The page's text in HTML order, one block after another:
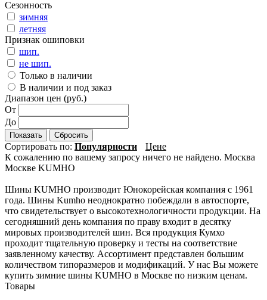
Сезонность
зимняя
летняя
Признак ошиповки
шип.
не шип.
Только в наличии
В наличии и под заказ
Диапазон цен (руб.)
От
До
Показать Сбросить
Сортировать по: Популярности
Цене
К сожалению по вашему запросу ничего не найдено. Москва
Москве KUMHO
Шины KUMHO производит Юнокорейская компания с 1961
года. Шины Kumho неоднократно побеждали в автоспорте,
что свидетельствует о высокотехнологичности продукции. На
сегодняшний день компания по праву входит в десятку
мировых производителей шин. Вся продукция Кумхо
проходит тщательную проверку и тесты на соответствие
заявленному качеству. Ассортимент представлен большим
количеством типоразмеров и модификаций. У нас Вы можете
купить зимние шины KUMHO в Москве по низким ценам.
Товары